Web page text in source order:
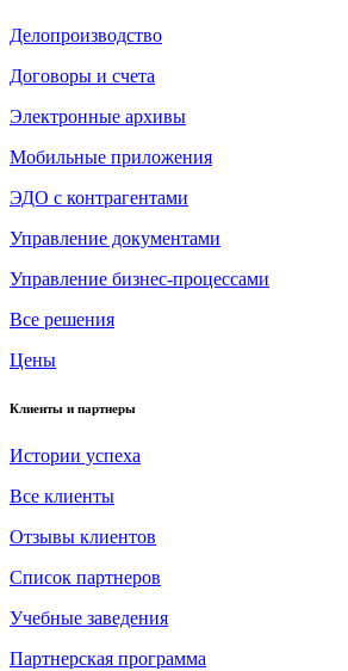
Делопроизводство
Договоры и счета
Электронные архивы
Мобильные приложения
ЭДО с контрагентами
Управление документами
Управление бизнес-процессами
Все решения
Цены
Клиенты и партнеры
Истории успеха
Все клиенты
Отзывы клиентов
Список партнеров
Учебные заведения
Партнерская программа